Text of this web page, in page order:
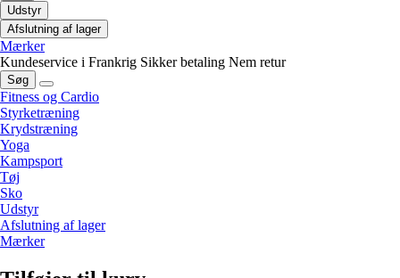
Udstyr
Afslutning af lager
Mærker
Kundeservice i Frankrig Sikker betaling Nem retur
Søg
Fitness og Cardio
Styrketræning
Krydstræning
Yoga
Kampsport
Tøj
Sko
Udstyr
Afslutning af lager
Mærker